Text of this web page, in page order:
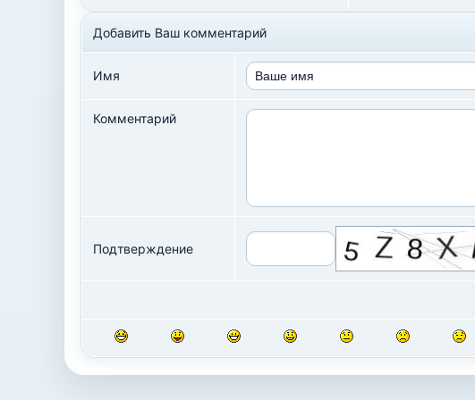
Добавить Ваш комментарий
Имя
Комментарий
Подтверждение